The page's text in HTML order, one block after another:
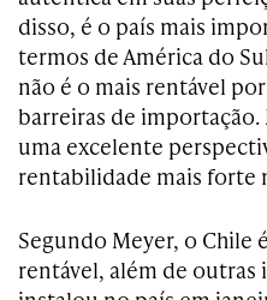
disso, é o país mais
termos de América do
não é o mais rentável
barreiras de importação.
uma excelente
rentabilidade mais forte
Segundo Meyer, o Chile
rentável, além de outras